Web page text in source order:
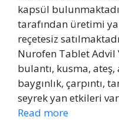
kapsül
tarafından üretimi
reçetesiz
Nurofen Tablet Advil
bulantı, kusma, ateş,
baygınlık, çarpıntı,
seyrek yan etkileri
Read more